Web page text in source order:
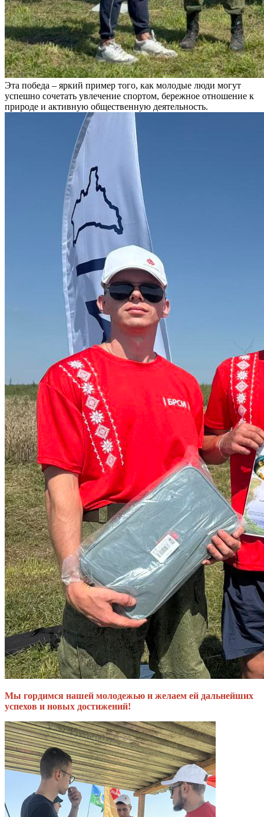
Эта победа – яркий пример того, как молодые люди могут
успешно сочетать увлечение спортом, бережное отношение к
природе и активную общественную деятельность.
Мы гордимся нашей молодежью и желаем ей дальнейших
успехов и новых достижений!